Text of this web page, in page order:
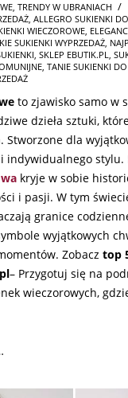
TRENDY W UBRANIACH
ALLEGRO SUKIENKI
WIECZOROWE
SUKIENKI WYPRZEDAŻ
SKLEP EBUTIK.PL
TANIE SUKIENKI
to zjawisko samo w
dzieła sztuki,
Stworzone dla
indywidualnego stylu.
kryje w sobie
i pasji. W tym
granice
wyjątkowych
Zobacz top
– Przygotuj się na
wieczorowych,